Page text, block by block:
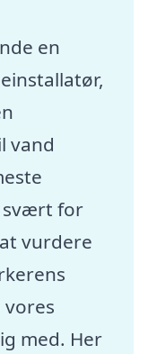
en
vand
svært for
vurdere
med. Her